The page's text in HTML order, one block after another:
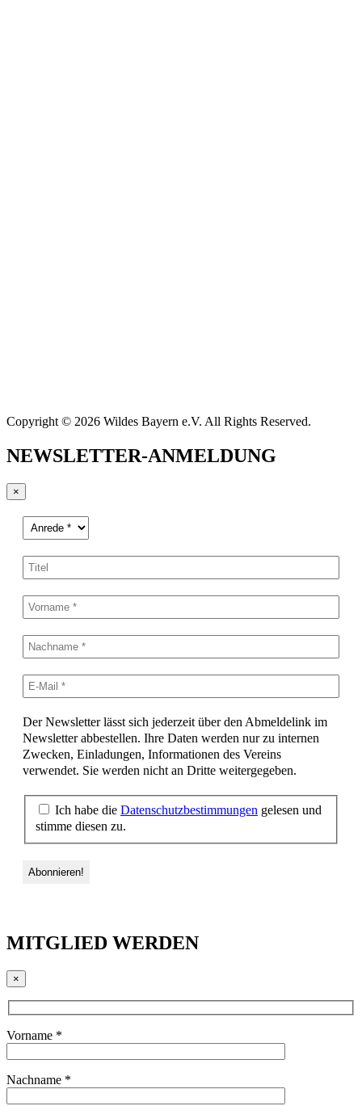
Copyright © 2026 Wildes Bayern e.V. All Rights Reserved.
NEWSLETTER-ANMELDUNG
×
Der Newsletter lässt sich jederzeit über den Abmeldelink im
Newsletter abbestellen. Ihre Daten werden nur zu internen
Zwecken, Einladungen, Informationen des Vereins
verwendet. Sie werden nicht an Dritte weitergegeben.
Ich habe die Datenschutzbestimmungen gelesen und
stimme diesen zu.
MITGLIED WERDEN
×
Vorname *
Nachname *